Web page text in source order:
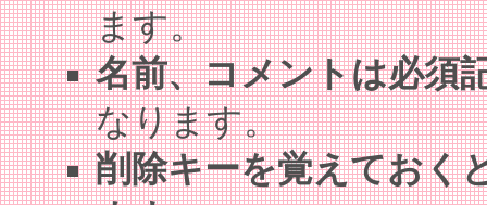
ます。
名前、コメントは必須
なります。
削除キーを覚えておく